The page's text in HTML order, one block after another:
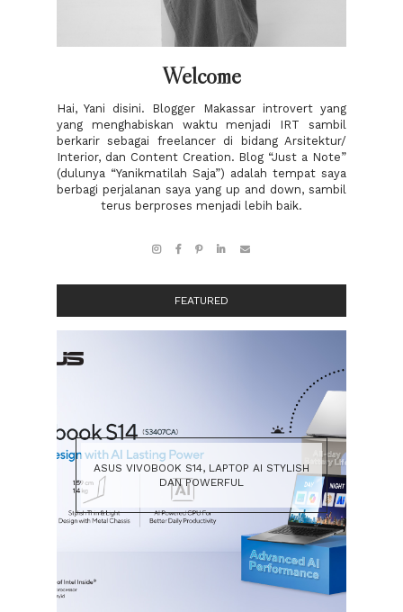
Welcome
Hai, Yani disini. Blogger Makassar introvert yang
yang menghabiskan waktu menjadi IRT sambil
berkarir sebagai freelancer di bidang Arsitektur/
Interior, dan Content Creation. Blog “Just a Note”
(dulunya “Yanikmatilah Saja”) adalah tempat saya
berbagi perjalanan saya yang up and down, sambil
terus berproses menjadi lebih baik.
FEATURED
ASUS VIVOBOOK S14, LAPTOP AI STYLISH
DAN POWERFUL